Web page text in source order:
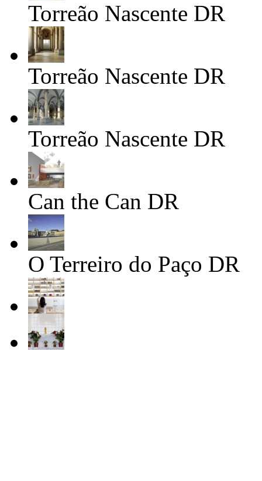
Torreão Nascente DR
Torreão Nascente DR
Torreão Nascente DR
Can the Can DR
O Terreiro do Paço DR